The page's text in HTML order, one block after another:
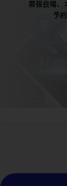
幕張会場、
予